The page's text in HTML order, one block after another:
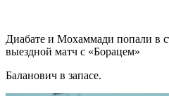
Диабате и Мохаммади попали в
выездной матч с «Борацем»
Баланович в запасе.